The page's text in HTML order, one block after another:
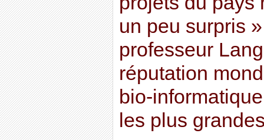
un peu surpris
professeur
réputation
bio-
les plus